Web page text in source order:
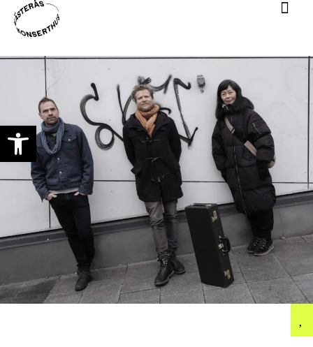
Open toolbar